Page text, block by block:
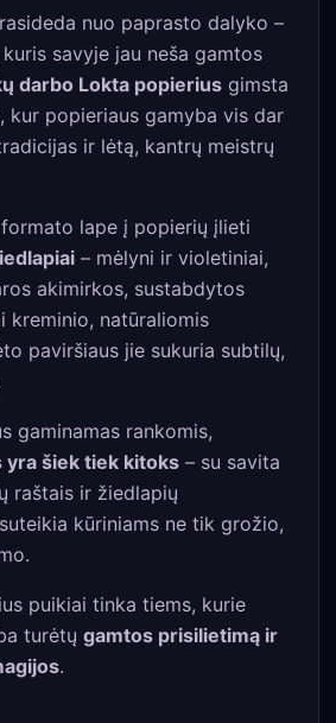
nuo paprasto dalyko –
kuris savyje jau neša gamtos
darbo Lokta popierius gimsta
kur popieriaus gamyba vis dar
ir lėtą, kantrų meistrų
lape į popierių įlieti
– mėlyni ir violetiniai,
akimirkos, sustabdytos
kreminio, natūraliomis
paviršiaus jie sukuria subtilų,
gaminamas rankomis,
yra šiek tiek kitoks – su savita
raštais ir žiedlapių
kūriniams ne tik grožio,
puikiai tinka tiems, kurie
turėtų gamtos prisilietimą ir
.